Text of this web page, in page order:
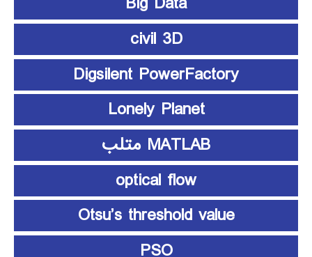
civil 3D
Digsilent PowerFactory
Lonely Planet
MATLAB متلب
optical flow
Otsu’s threshold value
PSO